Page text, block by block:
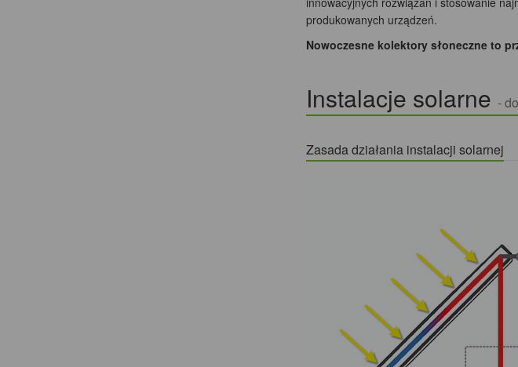
produkowanych urządzeń.
Nowoczesne kolektory słoneczne to
Instalacje solarne -
Zasada działania instalacji solarnej